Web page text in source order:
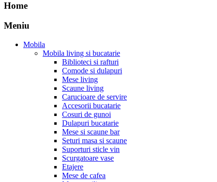
Home
Meniu
Mobila
Mobila living si bucatarie
Biblioteci si rafturi
Comode si dulapuri
Mese living
Scaune living
Carucioare de servire
Accesorii bucatarie
Cosuri de gunoi
Dulapuri bucatarie
Mese si scaune bar
Seturi masa si scaune
Suporturi sticle vin
Scurgatoare vase
Etajere
Mese de cafea